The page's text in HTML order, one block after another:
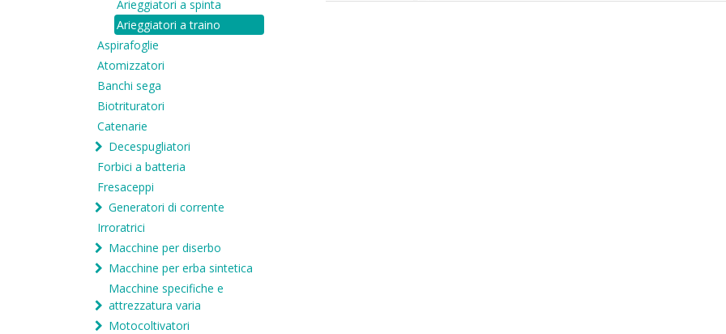
Arieggiatori a spinta
Arieggiatori a traino
Aspirafoglie
Atomizzatori
Banchi sega
Biotrituratori
Catenarie
Decespugliatori
Forbici a batteria
Fresaceppi
Generatori di corrente
Irroratrici
Macchine per diserbo
Macchine per erba sintetica
Macchine specifiche e
attrezzatura varia
Motocoltivatori